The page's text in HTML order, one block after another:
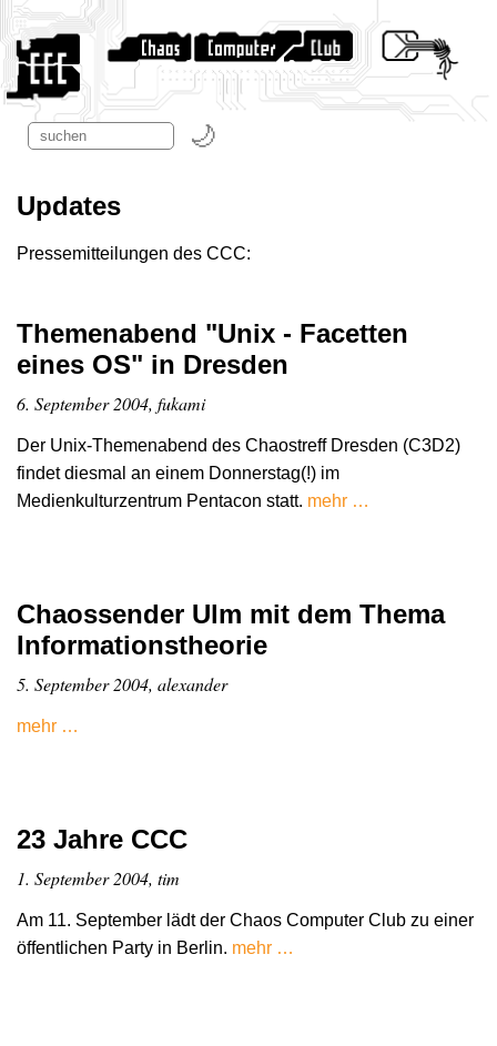
Updates
Pressemitteilungen des CCC:
Themenabend "Unix - Facetten
eines OS" in Dresden
6. September 2004, fukami
Der Unix-Themenabend des Chaostreff Dresden (C3D2)
findet diesmal an einem Donnerstag(!) im
Medienkulturzentrum Pentacon statt. mehr …
Chaossender Ulm mit dem Thema
Informationstheorie
5. September 2004, alexander
mehr …
23 Jahre CCC
1. September 2004, tim
Am 11. September lädt der Chaos Computer Club zu einer
öffentlichen Party in Berlin. mehr …